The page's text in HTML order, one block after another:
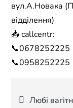
вул.А.Новака
відділення)
📥 callcentr:
📞0678252225
📞0958252225
Любі